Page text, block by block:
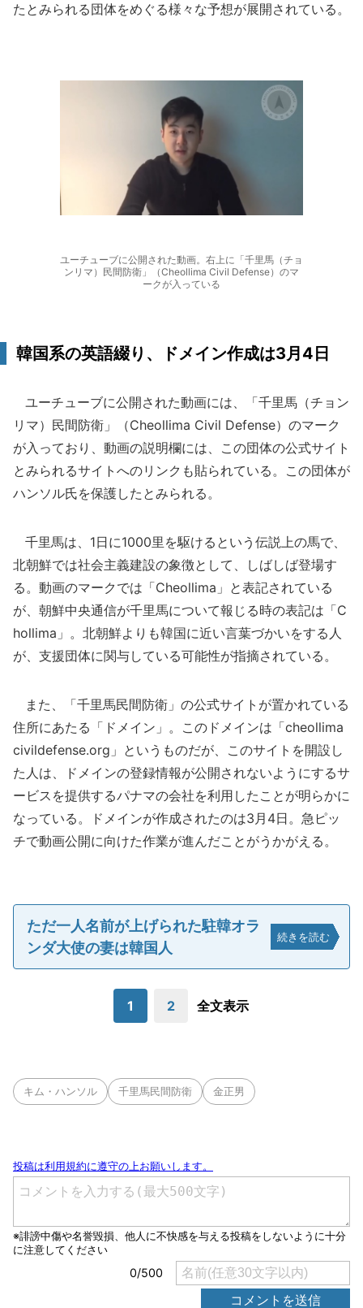
たとみられる団体をめぐる様々な予想が展開されている。
ユーチューブに公開された動画。右上に「千里馬（チョ
ンリマ）民間防衛」（Cheollima Civil Defense）のマ
ークが入っている
韓国系の英語綴り、ドメイン作成は3月4日
ユーチューブに公開された動画には、「千里馬（チョン
リマ）民間防衛」（Cheollima Civil Defense）のマーク
が入っており、動画の説明欄には、この団体の公式サイト
とみられるサイトへのリンクも貼られている。この団体が
ハンソル氏を保護したとみられる。
千里馬は、1日に1000里を駆けるという伝説上の馬で、
北朝鮮では社会主義建設の象徴として、しばしば登場す
る。動画のマークでは「Cheollima」と表記されている
が、朝鮮中央通信が千里馬について報じる時の表記は「C
hollima」。北朝鮮よりも韓国に近い言葉づかいをする人
が、支援団体に関与している可能性が指摘されている。
また、「千里馬民間防衛」の公式サイトが置かれている
住所にあたる「ドメイン」。このドメインは「cheollima
civildefense.org」というものだが、このサイトを開設し
た人は、ドメインの登録情報が公開されないようにするサ
ービスを提供するパナマの会社を利用したことが明らかに
なっている。ドメインが作成されたのは3月4日。急ピッ
チで動画公開に向けた作業が進んだことがうかがえる。
ただ一人名前が上げられた駐韓オラ
ンダ大使の妻は韓国人
続きを読む
1 2 全文表示
キム・ハンソル 千里馬民間防衛 金正男